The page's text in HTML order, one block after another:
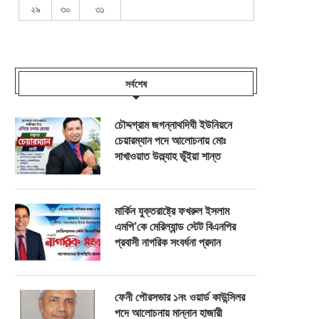
২৯ ৩০ ৩১
সর্বশেষ
চৌদ্দগ্রাম জগন্নাথদিঘী ইউনিয়নে
চেয়ারম্যান পদে আলোচনায় মোঃ
সাখাওয়াত উল্ল্যাহ ভূঁইয়া শান্ত
মার্কিন যুক্তরাষ্ট্রে ফখরুল ইসলাম
এমপি’কে মেরিল্যান্ড স্টেট বিএনপির
প্রবাসী নাগরিক সংবর্ধনা প্রদান
ফেনী পৌরসভার ১নং ওয়ার্ড কাউন্সিলর
পদে আলোচনায় মান্নান হাজারী